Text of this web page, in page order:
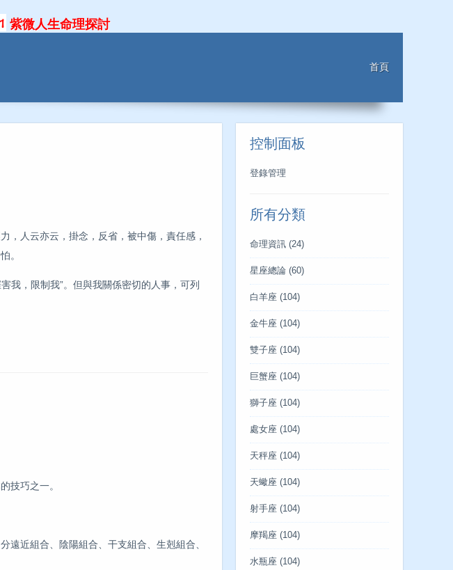
紫微人生命理探討
首頁
，人云亦云，掛念，反省，被中傷，責任感，
。
我，限制我”。但與我關係密切的人事，可列
技巧之一。
遠近組合、陰陽組合、干支組合、生剋組合、
控制面板
登錄管理
所有分類
命理資訊 (24)
星座總論 (60)
白羊座 (104)
金牛座 (104)
雙子座 (104)
巨蟹座 (104)
獅子座 (104)
處女座 (104)
天秤座 (104)
天蠍座 (104)
射手座 (104)
摩羯座 (104)
水瓶座 (104)